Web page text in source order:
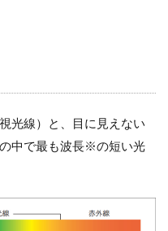
光線）と、目に見えない
中で最も波長※の短い光